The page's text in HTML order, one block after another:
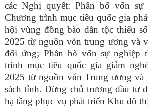
các Nghị quyết: Phân bổ vốn sự
Chương trình mục tiêu quốc gia
hội vùng đồng bào dân tộc thiểu
2025 từ nguồn vốn trung ương và
đối ứng; Phân bổ vốn sự nghiệp
trình mục tiêu quốc gia giảm
2025 từ nguồn vốn Trung ương và
sách tỉnh.Dừng chủ trương đầu tư
hạ tầng phục vụ phát triển Khu đô